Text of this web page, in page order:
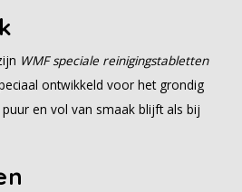
WMF speciale reinigingstabletten
ontwikkeld voor het grondig
en vol van smaak blijft als bij